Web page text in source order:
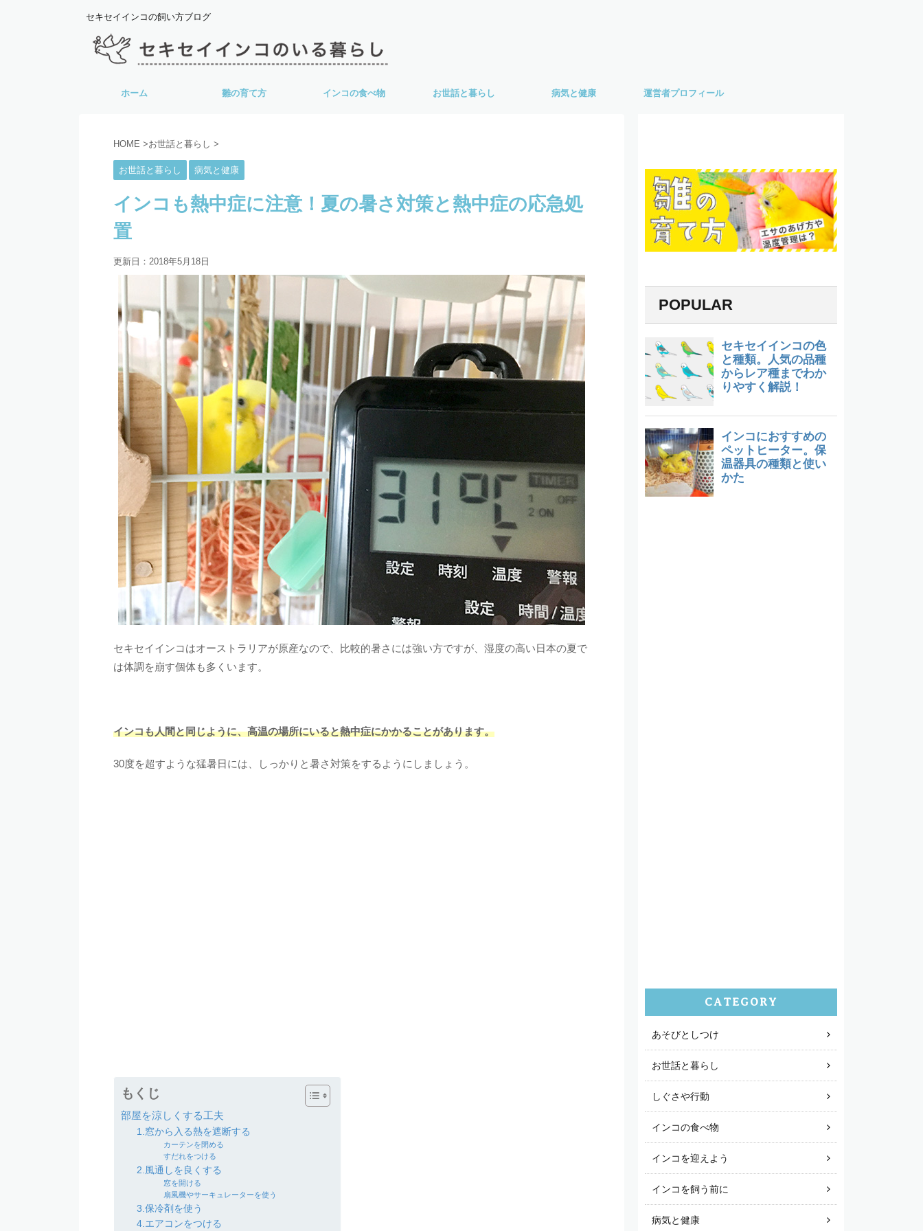
セキセイインコの飼い方ブログ
ホーム 雛の育て方 インコの食べ物 お世話と暮らし 病気と健康 運営者プロフィール
HOME >お世話と暮らし >
お世話と暮らし 病気と健康
インコも熱中症に注意！夏の暑さ対策と熱中症の応急処
置
更新日： 2018年5月18日
セキセイインコはオーストラリアが原産なので、比較的暑さには強い方ですが、湿度の高い日本の夏で
は体調を崩す個体も多くいます。
インコも人間と同じように、高温の場所にいると熱中症にかかることがあります。
30度を超すような猛暑日には、しっかりと暑さ対策をするようにしましょう。
もくじ
部屋を涼しくする工夫
1.窓から入る熱を遮断する
カーテンを閉める
すだれをつける
2.風通しを良くする
窓を開ける
扇風機やサーキュレーターを使う
3.保冷剤を使う
4.エアコンをつける
POPULAR
CATEGORY
あそびとしつけ
お世話と暮らし
しぐさや行動
インコの食べ物
インコを迎えよう
インコを飼う前に
病気と健康